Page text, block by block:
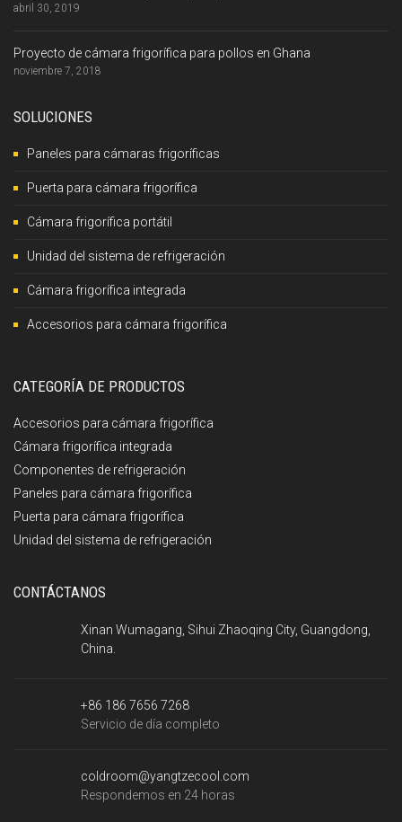
abril 30, 2019
Proyecto de cámara frigorífica para pollos en Ghana
noviembre 7, 2018
SOLUCIONES
Paneles para cámaras frigoríficas
Puerta para cámara frigorífica
Cámara frigorífica portátil
Unidad del sistema de refrigeración
Cámara frigorífica integrada
Accesorios para cámara frigorífica
CATEGORÍA DE PRODUCTOS
Accesorios para cámara frigorífica
Cámara frigorífica integrada
Componentes de refrigeración
Paneles para cámara frigorífica
Puerta para cámara frigorífica
Unidad del sistema de refrigeración
CONTÁCTANOS
Xinan Wumagang, Sihui Zhaoqing City, Guangdong,
China.
+86 186 7656 7268
Servicio de día completo
coldroom@yangtzecool.com
Respondemos en 24 horas